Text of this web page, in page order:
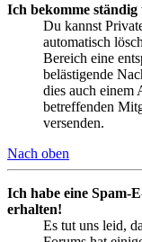
Ich bekomme
Du kannst
automatisch
Bereich eine
belästigende
dies auch einem
betreffenden
versenden.
Nach oben
Ich habe eine Spam-
erhalten!
Es tut uns leid,